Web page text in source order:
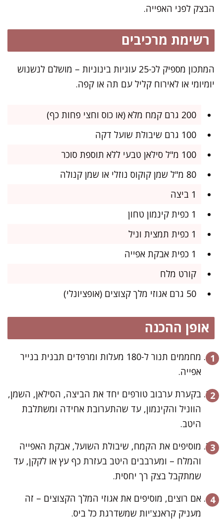
הבצק לפני האפייה.
רשימת מרכיבים
המתכון מספיק לכ-25 עוגיות בינוניות – מושלם לנשנוש
יומיומי או לאירוח קליל עם תה או קפה.
200 גרם קמח מלא (או כוס וחצי פחות כף)
100 גרם שיבולת שועל דקה
100 מ"ל סילאן טבעי ללא תוספת סוכר
80 מ"ל שמן קוקוס נוזלי או שמן קנולה
1 ביצה
1 כפית קינמון טחון
1 כפית תמצית וניל
1 כפית אבקת אפייה
קורט מלח
50 גרם אגוזי מלך קצוצים (אופציונלי)
אופן ההכנה
מחממים תנור ל-180 מעלות ומרפדים תבנית בנייר
אפייה.
בקערת ערבוב טורפים יחד את הביצה, הסילאן, השמן,
הווניל והקינמון, עד שהתערובת אחידה ומשתלבת
היטב.
מוסיפים את הקמח, שיבולת השועל, אבקת האפייה
והמלח – ומערבבים היטב בעזרת כף עץ או לקקן, עד
שמתקבל בצק רך יחסית.
אם רוצים, מוסיפים את אגוזי המלך הקצוצים – זה
מעניק קראנצ'יות שמשדרגת כל ביס.